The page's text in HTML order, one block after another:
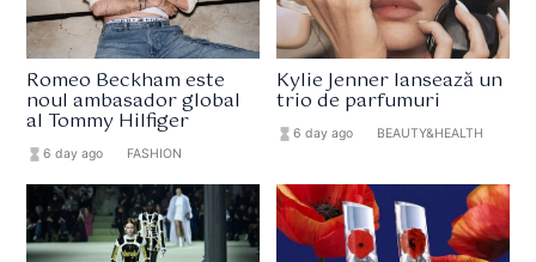
Romeo Beckham este
noul ambasador global
al Tommy Hilfiger
hourglass_full6 day ago FASHION
Kylie Jenner lansează un
trio de parfumuri
hourglass_full 6 day ago BEAUTY&HEALTH